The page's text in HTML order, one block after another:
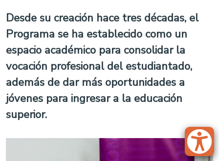
Desde su creación hace tres décadas, el
Programa se ha establecido como un
espacio académico para consolidar la
vocación profesional del estudiantado,
además de dar más oportunidades a
jóvenes para ingresar a la educación
superior.